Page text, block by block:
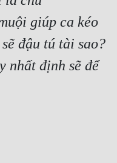
giúp ca kéo
đậu tú tài sao?
nhất định sẽ để